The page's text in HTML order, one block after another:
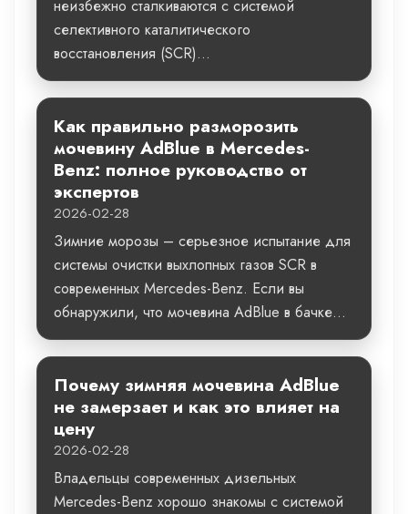
неизбежно сталкиваются с системой
селективного каталитического
восстановления (SCR)...
Как правильно разморозить
мочевину AdBlue в Mercedes-
Benz: полное руководство от
экспертов
2026-02-28
Зимние морозы – серьезное испытание для
системы очистки выхлопных газов SCR в
современных Mercedes-Benz. Если вы
обнаружили, что мочевина AdBlue в бачке...
Почему зимняя мочевина AdBlue
не замерзает и как это влияет на
цену
2026-02-28
Владельцы современных дизельных
Mercedes-Benz хорошо знакомы с системой